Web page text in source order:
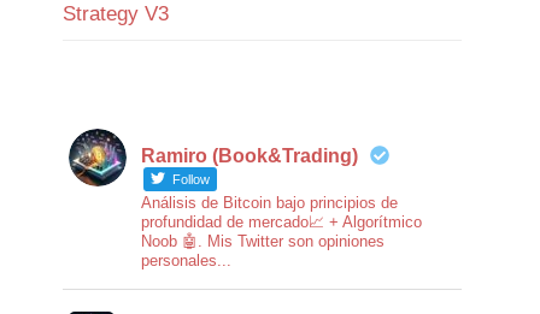
Strategy V3
Ramiro (Book&Trading)
Follow
Análisis de Bitcoin bajo principios de
profundidad de mercado📈 + Algorítmico
Noob 🤖. Mis Twitter son opiniones
personales...